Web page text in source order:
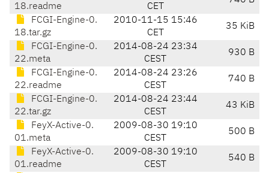
18.readme
CET
FCGI-Engine-0.
18.tar.gz
2010-11-15 15:46
CET
35 KiB
FCGI-Engine-0.
22.meta
2014-08-24 23:34
CEST
930 B
FCGI-Engine-0.
22.readme
2014-08-24 23:26
CEST
740 B
FCGI-Engine-0.
22.tar.gz
2014-08-24 23:44
CEST
43 KiB
FeyX-Active-0.
01.meta
2009-08-30 19:10
CEST
500 B
FeyX-Active-0.
01.readme
2009-08-30 19:10
CEST
540 B